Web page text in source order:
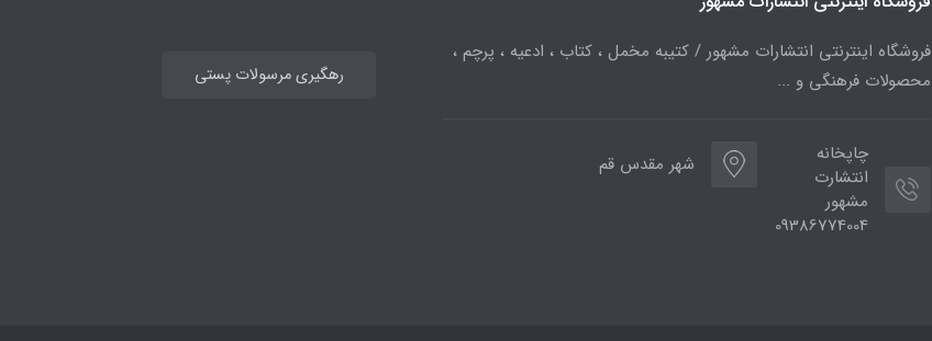
فروشگاه اینترنتی انتشارات مشهور / کتیبه مخمل ، کتاب ، ادعیه ، پرچم ،
محصولات فرهنگی و ...
چاپخانه
انتشارت
مشهور
09386774004
شهر مقدس قم
رهگیری مرسولات پستی